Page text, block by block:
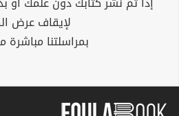
لإيقاف عرض
بمراسلتنا مباشرة